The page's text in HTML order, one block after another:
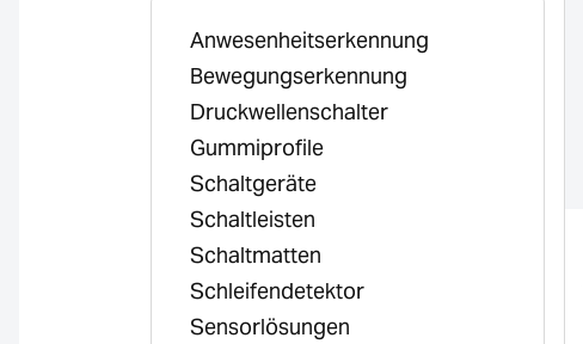
Anwesenheitserkennung
Bewegungserkennung
Druckwellenschalter
Gummiprofile
Schaltgeräte
Schaltleisten
Schaltmatten
Schleifendetektor
Sensorlösungen